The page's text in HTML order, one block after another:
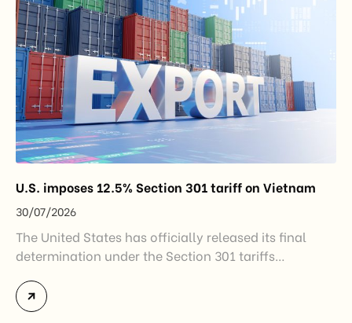
U.S. imposes 12.5% Section 301 tariff on Vietnam
30/07/2026
The United States has officially released its final
determination under the Section 301 tariffs
Vietnam. The measure addresses countries that have
not established or effectively enforced regulations